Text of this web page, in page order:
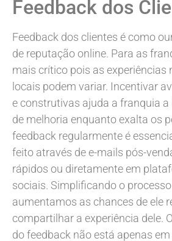
Feedback dos
Feedback dos clientes é como
de reputação online. Para as
mais crítico pois as experiências
locais podem variar. Incentivar
e construtivas ajuda a franquia
de melhoria enquanto exalta os
feedback regularmente é
feito através de e-mails pós-
rápidos ou diretamente em
sociais. Simplificando o
aumentamos as chances de ele
compartilhar a experiência dele.
do feedback não está apenas